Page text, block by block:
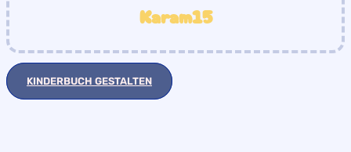
Karam15
KINDERBUCH GESTALTEN